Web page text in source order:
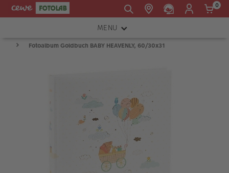
E-mail:
0
MENU
FOTOAPARÁTY
TLAČIARNE A SKENERY
FOTOALBUMY
Fotoalbum Goldbuch BABY HEAVENLY, 60/30x31